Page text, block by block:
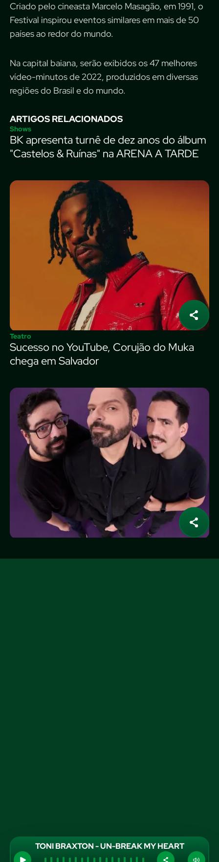
TONI BRAXTON - UN-BREAK MY HEART
Criado pelo cineasta Marcelo Masagão, em 1991, o
Festival inspirou eventos similares em mais de 50
países ao redor do mundo.
Na capital baiana, serão exibidos os 47 melhores
vídeo-minutos de 2022, produzidos em diversas
regiões do Brasil e do mundo.
ARTIGOS RELACIONADOS
Shows
BK apresenta turnê de dez anos do álbum
"Castelos & Ruínas" na ARENA A TARDE
Teatro
Sucesso no YouTube, Corujão do Muka
chega em Salvador